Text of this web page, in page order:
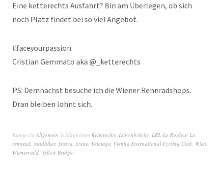
Eine ketterechts Ausfahrt? Bin am Überlegen, ob sich
noch Platz findet bei so viel Angebot.
#faceyourpassion
Cristian Gemmato aka @_ketterechts
PS: Demnächst besuche ich die Wiener Rennradshops.
Dran bleiben lohnt sich.
Kategorie Allgemein SchlagwörterKetterechts, Löwenbrücke, LRL-Le Rouleur Le,
rennrad, roadbiker, Strava, Szene, Veletage, Vienna International Cycling Club, Wien,
Wienerwald, Yellow Bridge